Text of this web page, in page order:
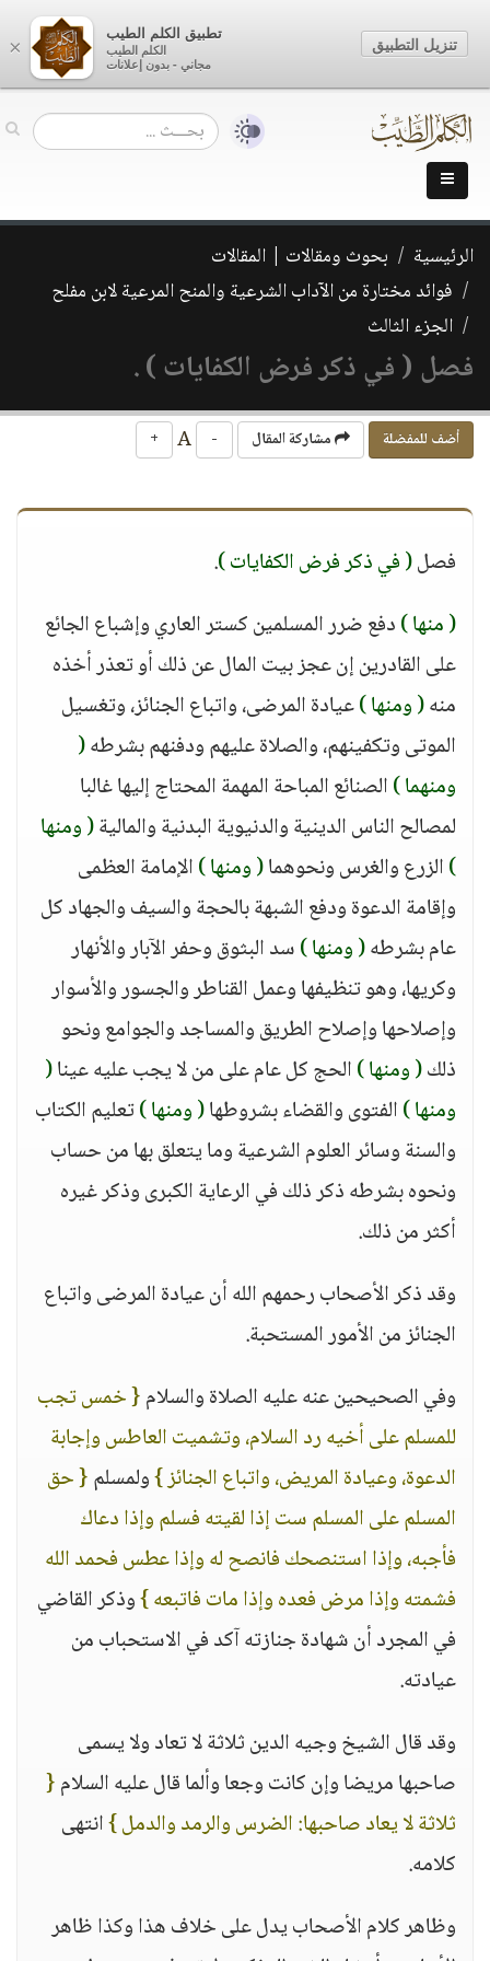
الرئيسية
بحوث ومقالات | المقالات
فوائد مختارة من الآداب الشرعية والمنح المرعية لابن مفلح
الجزء الثالث
فصل ( في ذكر فرض الكفايات ) .
أضف للمفضلة مشاركة المقال -
+
فصل( في ذكر فرض الكفايات ).
( منها )دفع ضرر المسلمين كستر العاري وإشباع الجائع
على القادرين إن عجز بيت المال عن ذلك أو تعذر أخذه
منه( ومنها )عيادة المرضى، واتباع الجنائز، وتغسيل
الموتى وتكفينهم، والصلاة عليهم ودفنهم بشرطه(
ومنهما )الصنائع المباحة المهمة المحتاج إليها غالبا
لمصالح الناس الدينية والدنيوية البدنية والمالية( ومنها
)الزرع والغرس ونحوهما( ومنها )الإمامة العظمى
وإقامة الدعوة ودفع الشبهة بالحجة والسيف والجهاد كل
عام بشرطه( ومنها )سد البثوق وحفر الآبار والأنهار
وكريها، وهو تنظيفها وعمل القناطر والجسور والأسوار
وإصلاحها وإصلاح الطريق والمساجد والجوامع ونحو
ذلك( ومنها )الحج كل عام على من لا يجب عليه عينا(
ومنها )الفتوى والقضاء بشروطها( ومنها )تعليم الكتاب
والسنة وسائر العلوم الشرعية وما يتعلق بها من حساب
ونحوه بشرطه ذكر ذلك في الرعاية الكبرى وذكر غيره
أكثر من ذلك.
وقد ذكر الأصحاب رحمهم الله أن عيادة المرضى واتباع
الجنائز من الأمور المستحبة.
وفي الصحيحين عنه عليه الصلاة والسلام{ خمس تجب
للمسلم على أخيه رد السلام، وتشميت العاطس وإجابة
الدعوة، وعيادة المريض، واتباع الجنائز }ولمسلم{ حق
المسلم على المسلم ست إذا لقيته فسلم وإذا دعاك
فأجبه، وإذا استنصحك فانصح له وإذا عطس فحمد الله
فشمته وإذا مرض فعده وإذا مات فاتبعه }وذكر القاضي
في المجرد أن شهادة جنازته آكد في الاستحباب من
عيادته.
وقد قال الشيخ وجيه الدين ثلاثة لا تعاد ولا يسمى
صاحبها مريضا وإن كانت وجعا وألما قال عليه السلام{
ثلاثة لا يعاد صاحبها: الضرس والرمد والدمل }انتهى
كلامه.
وظاهر كلام الأصحاب يدل على خلاف هذا وكذا ظاهر
×
تطبيق الكلم الطيب
الكلم الطيب
مجاني - بدون إعلانات
تنزيل التطبيق